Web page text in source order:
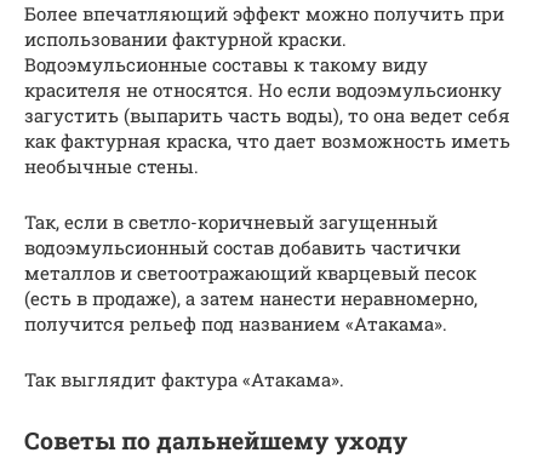
Более впечатляющий эффект можно получить при
использовании фактурной краски.
Водоэмульсионные составы к такому виду
красителя не относятся. Но если водоэмульсионку
загустить (выпарить часть воды), то она ведет себя
как фактурная краска, что дает возможность иметь
необычные стены.
Так, если в светло-коричневый загущенный
водоэмульсионный состав добавить частички
металлов и светоотражающий кварцевый песок
(есть в продаже), а затем нанести неравномерно,
получится рельеф под названием «Атакама».
Так выглядит фактура «Атакама».
Советы по дальнейшему уходу